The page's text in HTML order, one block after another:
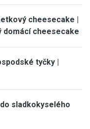
cheesecake |
domácí cheesecake
tyčky |
sladkokyselého